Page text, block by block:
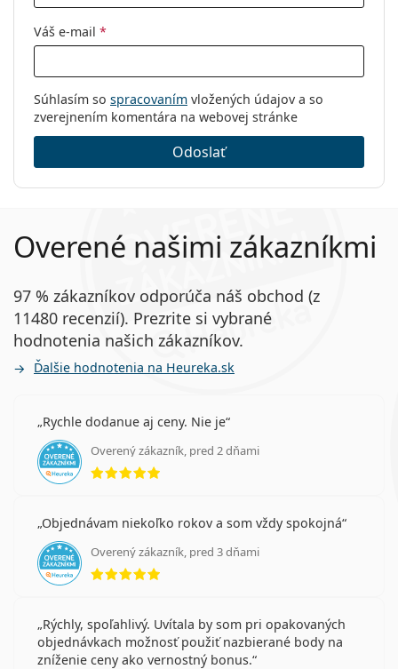
Váš e-mail *
Súhlasím so spracovaním vložených údajov a so
zverejnením komentára na webovej stránke
Odoslať
Overené našimi zákazníkmi
97 % zákazníkov odporúča náš obchod (z
11480 recenzií). Prezrite si vybrané
hodnotenia našich zákazníkov.
Ďalšie hodnotenia na Heureka.sk
Rychle dodanue aj ceny. Nie je
Overený zákazník, pred 2 dňami
hodnotenie 5 z 5
Objednávam niekoľko rokov a som vždy spokojná
Overený zákazník, pred 3 dňami
hodnotenie 5 z 5
Rýchly, spoľahlivý. Uvítala by som pri opakovaných
objednávkach možnosť použiť nazbierané body na
zníženie ceny ako vernostný bonus.